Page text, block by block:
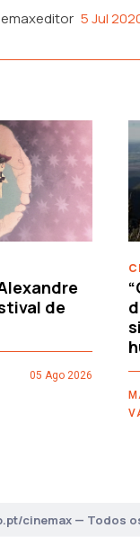
5 Jul
de
05 Ago 2026
cinemax — Todos